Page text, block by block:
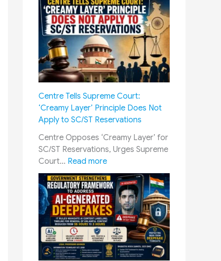
M
S
S
S
c
h
o
a
r
s
h
i
p
2
0
2
6
:
M
a
n
Centre Tells Supreme Court:
‘Creamy Layer’ Principle Does Not
Apply to SC/ST Reservations
Centre Opposes ‘Creamy Layer’ for
SC/ST Reservations, Urges Supreme
Court… Read more:
C
e
n
t
r
e
T
e